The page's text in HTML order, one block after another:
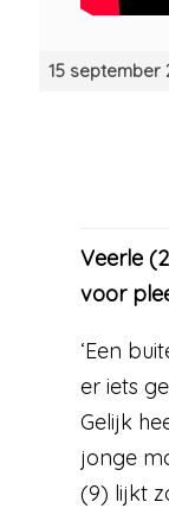
15 september
Veerle
voor
‘Een
er iets
Gelijk
jonge
(9) lijkt